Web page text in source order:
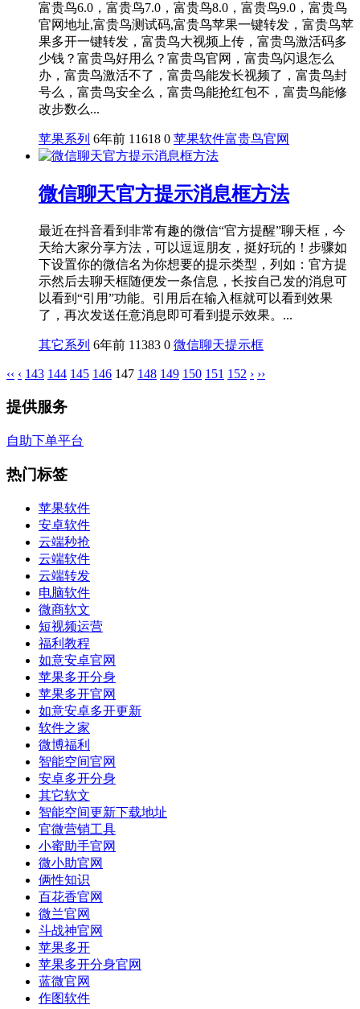
富贵鸟6.0，富贵鸟7.0，富贵鸟8.0，富贵鸟9.0，富贵鸟
官网地址,富贵鸟测试码,富贵鸟苹果一键转发，富贵鸟苹
果多开一键转发，富贵鸟大视频上传，富贵鸟激活码多
少钱？富贵鸟好用么？富贵鸟官网，富贵鸟闪退怎么
办，富贵鸟激活不了，富贵鸟能发长视频了，富贵鸟封
号么，富贵鸟安全么，富贵鸟能抢红包不，富贵鸟能修
改步数么...
苹果系列 6年前 11618 0 苹果软件富贵鸟官网
微信聊天官方提示消息框方法
最近在抖音看到非常有趣的微信“官方提醒”聊天框，今
天给大家分享方法，可以逗逗朋友，挺好玩的！步骤如
下设置你的微信名为你想要的提示类型，列如：官方提
示然后去聊天框随便发一条信息，长按自己发的消息可
以看到“引用”功能。引用后在输入框就可以看到效果
了，再次发送任意消息即可看到提示效果。...
其它系列 6年前 11383 0 微信聊天提示框
‹‹ ‹ 143 144 145 146 147 148 149 150 151 152 › ››
提供服务
自助下单平台
热门标签
苹果软件
安卓软件
云端秒抢
云端软件
云端转发
电脑软件
微商软文
短视频运营
福利教程
如意安卓官网
苹果多开分身
苹果多开官网
如意安卓多开更新
软件之家
微博福利
智能空间官网
安卓多开分身
其它软文
智能空间更新下载地址
官微营销工具
小蜜助手官网
微小助官网
俩性知识
百花香官网
微兰官网
斗战神官网
苹果多开
苹果多开分身官网
蓝微官网
作图软件